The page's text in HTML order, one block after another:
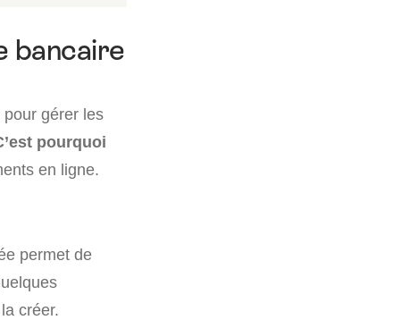
bancaire
gérer les
pourquoi
en ligne.
permet de
créer.